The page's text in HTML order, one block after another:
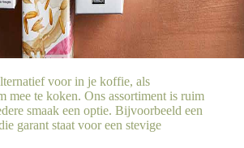
voor in je koffie, als
mee te koken. Ons assortiment is ruim
smaak een optie. Bijvoorbeeld een
garant staat voor een stevige